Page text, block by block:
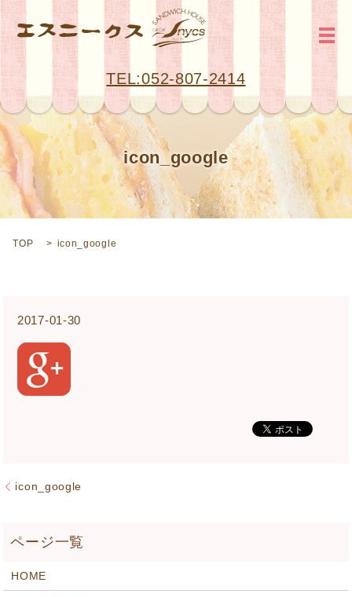
TEL:052-807-2414
メ
icon_google
TOP icon_google
2017-01-30
icon_google
HOME